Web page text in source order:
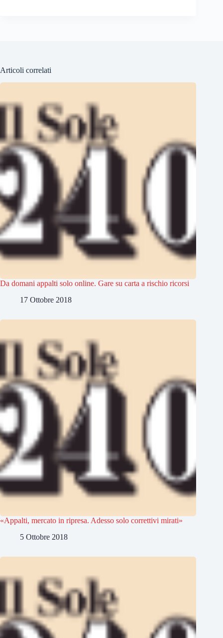
Articoli correlati
Da domani appalti solo online. Gare su carta a rischio ricorsi
17 Ottobre 2018
«Appalti, mercato in ripresa. Adesso solo correttivi mirati»
5 Ottobre 2018